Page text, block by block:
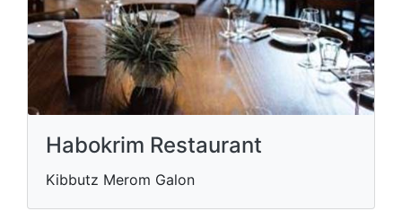
Habokrim Restaurant
Kibbutz Merom Galon